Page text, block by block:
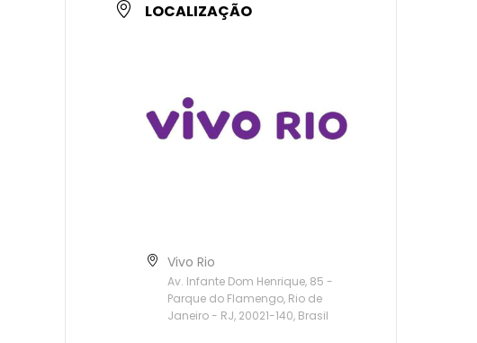
LOCALIZAÇÃO
Vivo Rio
Av. Infante Dom Henrique, 85 -
Parque do Flamengo, Rio de
Janeiro - RJ, 20021-140, Brasil